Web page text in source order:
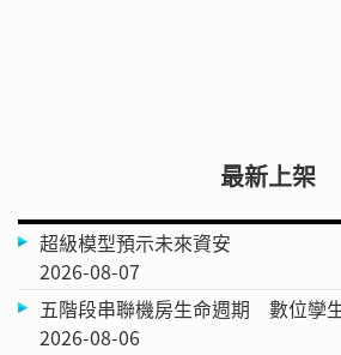
最新上架
超級模型預示未來資安
2026-08-07
五階段串聯機房生命週期 數位孿
2026-08-06